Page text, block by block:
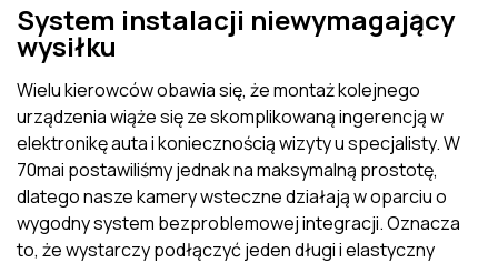
System instalacji niewymagający
wysiłku
Wielu kierowców obawia się, że montaż kolejnego
urządzenia wiąże się ze skomplikowaną ingerencją w
elektronikę auta i koniecznością wizyty u specjalisty. W
70mai postawiliśmy jednak na maksymalną prostotę,
dlatego nasze kamery wsteczne działają w oparciu o
wygodny system bezproblemowej integracji. Oznacza
to, że wystarczy podłączyć jeden długi i elastyczny